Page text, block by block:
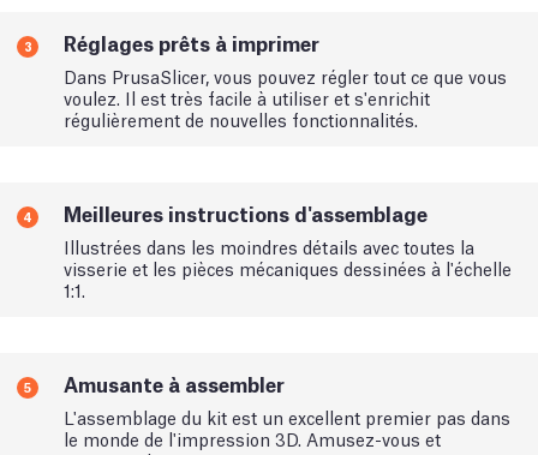
3 Réglages prêts à imprimer
Dans PrusaSlicer, vous pouvez régler tout ce que vous
voulez. Il est très facile à utiliser et s'enrichit
régulièrement de nouvelles fonctionnalités.
4 Meilleures instructions d'assemblage
Illustrées dans les moindres détails avec toutes la
visserie et les pièces mécaniques dessinées à l'échelle
1:1.
5 Amusante à assembler
L'assemblage du kit est un excellent premier pas dans
le monde de l'impression 3D. Amusez-vous et